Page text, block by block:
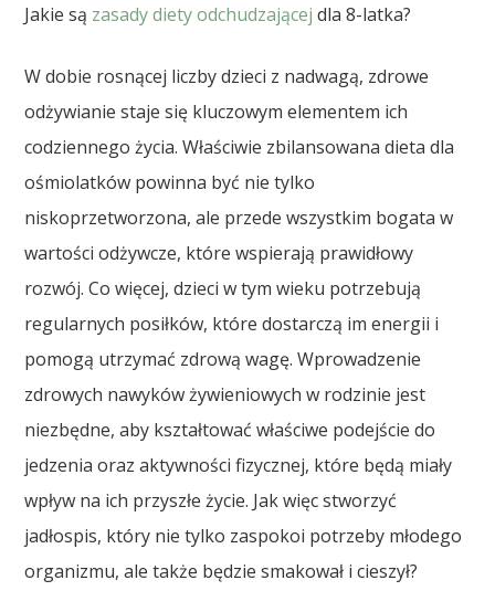
Jakie są zasady diety odchudzającej dla 8-latka?
W dobie rosnącej liczby dzieci z nadwagą, zdrowe
odżywianie staje się kluczowym elementem ich
codziennego życia. Właściwie zbilansowana dieta dla
ośmiolatków powinna być nie tylko
niskoprzetworzona, ale przede wszystkim bogata w
wartości odżywcze, które wspierają prawidłowy
rozwój. Co więcej, dzieci w tym wieku potrzebują
regularnych posiłków, które dostarczą im energii i
pomogą utrzymać zdrową wagę. Wprowadzenie
zdrowych nawyków żywieniowych w rodzinie jest
niezbędne, aby kształtować właściwe podejście do
jedzenia oraz aktywności fizycznej, które będą miały
wpływ na ich przyszłe życie. Jak więc stworzyć
jadłospis, który nie tylko zaspokoi potrzeby młodego
organizmu, ale także będzie smakował i cieszył?